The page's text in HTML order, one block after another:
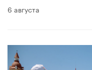
6 августа